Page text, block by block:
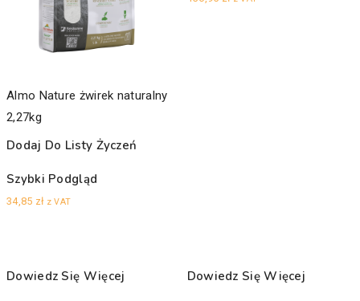
Almo Nature żwirek naturalny
2,27kg
Dodaj Do Listy Życzeń
Szybki Podgląd
34,85 zł z VAT
Dowiedz Się Więcej Dowiedz Się Więcej